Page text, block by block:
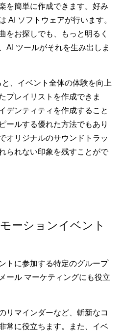
を簡単に作成できます。好み
AI ソフトウェアが行います。
をお探しでも、もっと明るく
AI ツールがそれを生み出しま
、イベント全体の体験を向上
プレイリストを作成できま
デンティティを作成すること
ールする優れた方法でもあり
オリジナルのサウンドトラッ
られない印象を残すことがで
ーションイベント
トに参加する特定のグループ
ール マーケティングにも役立
リマインダーなど、斬新なコ
常に役立ちます。また、イベ